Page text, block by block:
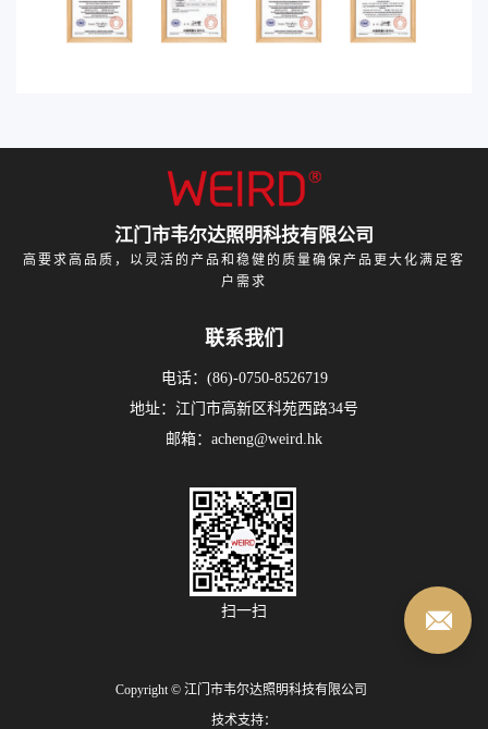
江门市韦尔达照明科技有限公司
高要求高品质，以灵活的产品和稳健的质量确保产品更大化满足客
户需求
联系我们
电话：(86)-0750-8526719
地址：江门市高新区科苑西路34号
邮箱：acheng@weird.hk
扫一扫
Copyright © 江门市韦尔达照明科技有限公司
技术支持：